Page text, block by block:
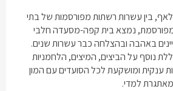
בין עשרות רשתות מפורסמות של בתי
נמצא בית קפה-מסעדה חלבי
באהבה ובהצלחה כבר עשרות שנים.
נוסף על הביצים, המיצים, הלחמניות
ענקית ומושקעת לכל הסועדים עם המון
מאתגרת למדי.